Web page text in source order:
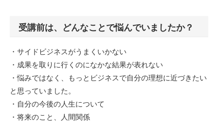
受講前は、どんなことで悩んでいましたか？
・サイドビジネスがうまくいかない
・成果を取りに行くのになかな結果が表れない
・悩みではなく、もっとビジネスで自分の理想に近づきたい
と思っていました。
・自分の今後の人生について
・将来のこと、人間関係